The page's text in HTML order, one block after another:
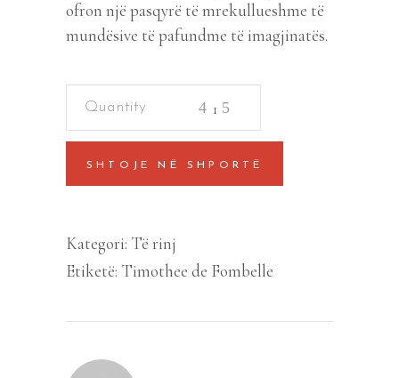
ofron një pasqyrë të mrekullueshme të
mundësive të pafundme të imagjinatës.
im
quantity
SHTOJE NË SHPORTË
Kategori: Të rinj
Etiketë: Timothee de Fombelle